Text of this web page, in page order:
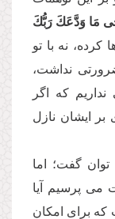
مَا وَدَّعَكَ رَبُّكَ
را رها كرده، نه با تو
نداشت،
كه اگر
بر ایشان نازل
توان گفت؛ اما
مى پرسیم آیا
كه براى امكان